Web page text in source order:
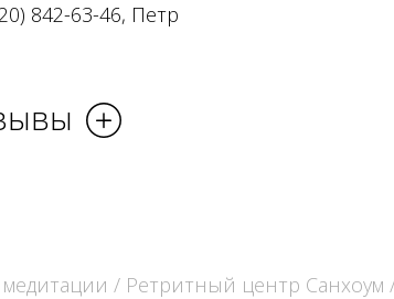
842-63-46, Петр
/ Ретритный центр Санхоум